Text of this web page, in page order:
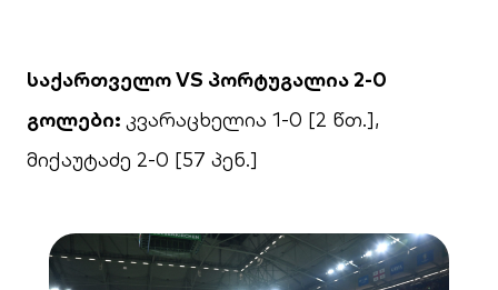
საქართველო VS პორტუგალია 2-0
გოლები: კვარაცხელია 1-0 [2 წთ.],
მიქაუტაძე 2-0 [57 პენ.]